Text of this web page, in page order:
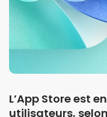
L’App Store est
utilisateurs,